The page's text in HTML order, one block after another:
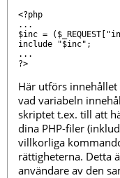
<?php
...
$inc =
include "$inc";
...
Här utförs innehållet
vad variabeln
skriptet t.ex. till att
dina PHP-filer
villkorliga
rättigheterna. Detta
användare av den